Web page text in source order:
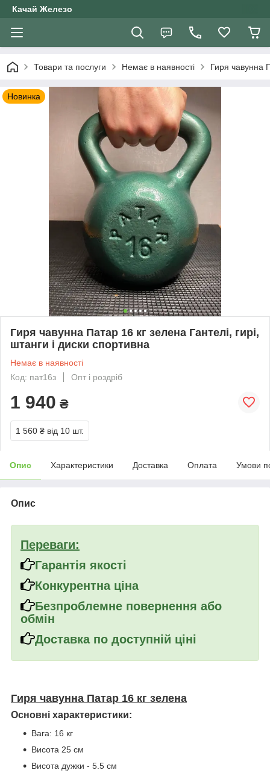
Качай Железо
Товари та послуги Немає в наявності Гиря чавунна
Новинка
Гиря чавунна Патар 16 кг зелена Гантелі, гирі,
штанги і диски спортивна
Немає в наявності
Код: пат16з
Опт і роздріб
1 940 ₴
1 560 ₴ від 10 шт.
Опис Характеристики Доставка Оплата Умови
Опис
Переваги:
Гарантія якості
Конкурентна ціна
Безпроблемне повернення або
обмін
Доставка по доступній ціні
Гиря чавунна Патар 16 кг зелена
Основні характеристики:
Вага: 16 кг
Висота 25 см
Висота дужки - 5.5 см